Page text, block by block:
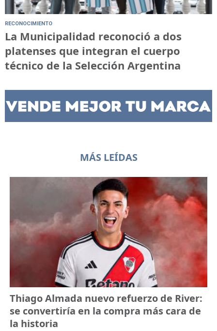
RECONOCIMIENTO
La Municipalidad reconoció a dos
platenses que integran el cuerpo
técnico de la Selección Argentina
MÁS LEÍDAS
Thiago Almada nuevo refuerzo de River:
se convertiría en la compra más cara de
la historia